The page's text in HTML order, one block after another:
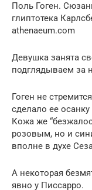
Поль Гоген.
глиптотека
athenaeum.com
Девушка занята
подглядываем за
Гоген не
сделало ее
Кожа же
розовым, но и
вполне в духе
А некоторая
явно у Писсарро.